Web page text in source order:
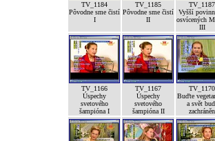
TV_1184
Pôvodne sme čistí
I
TV_1185
Pôvodne sme čistí
II
TV_1187
Vyšší
osvícených
III
TV_1166
Úspechy
svetového
šampióna I
TV_1167
Úspechy
svetového
šampióna II
TV_1170
Buďte
a svět
zachráněn